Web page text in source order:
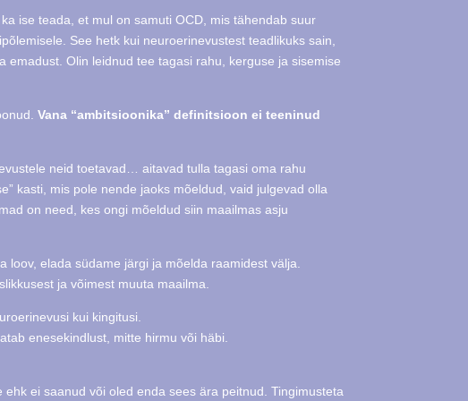
ise teada, et mul on samuti OCD, mis tähendab suur
See hetk kui neuroerinevustest teadlikuks sain,
Olin leidnud tee tagasi rahu, kerguse ja sisemise
Vana “ambitsioonika” definitsioon ei teeninud
neid toetavad… aitavad tulla tagasi oma rahu
kasti, mis pole nende jaoks mõeldud, vaid julgevad olla
on need, kes ongi mõeldud siin maailmas asju
loov, elada südame järgi ja mõelda raamidest välja.
ja võimest muuta maailma.
kui kingitusi.
enesekindlust, mitte hirmu või häbi.
ei saanud või oled enda sees ära peitnud. Tingimusteta